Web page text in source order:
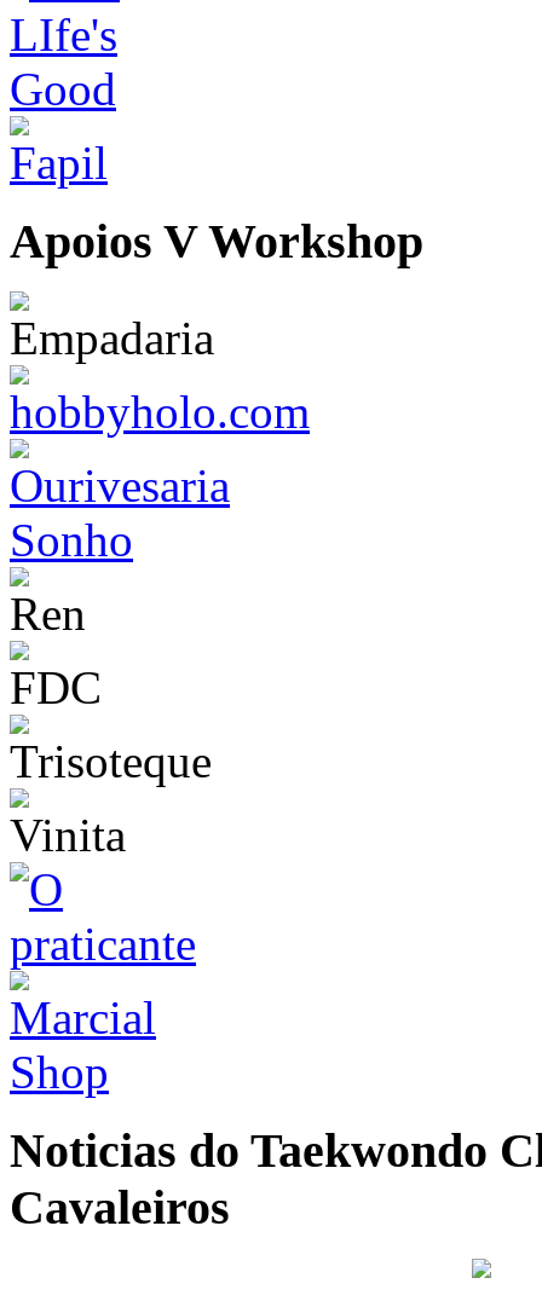
Apoios V Workshop
Noticias do Taekwondo
Cavaleiros